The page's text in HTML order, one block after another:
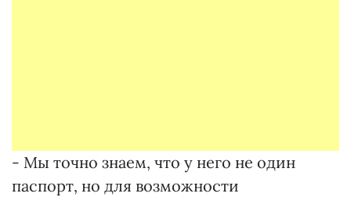
- Мы точно знаем, что у него не один
паспорт, но для возможности